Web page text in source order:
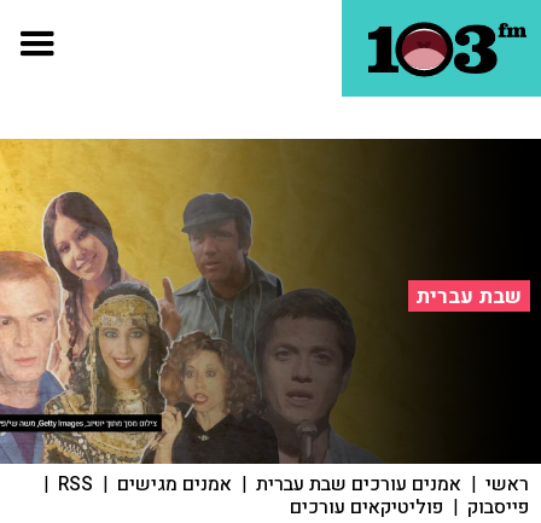
שבת עברית
ראשי | אמנים עורכים שבת עברית | אמנים מגישים |
RSS
|
פייסבוק | פוליטיקאים עורכים